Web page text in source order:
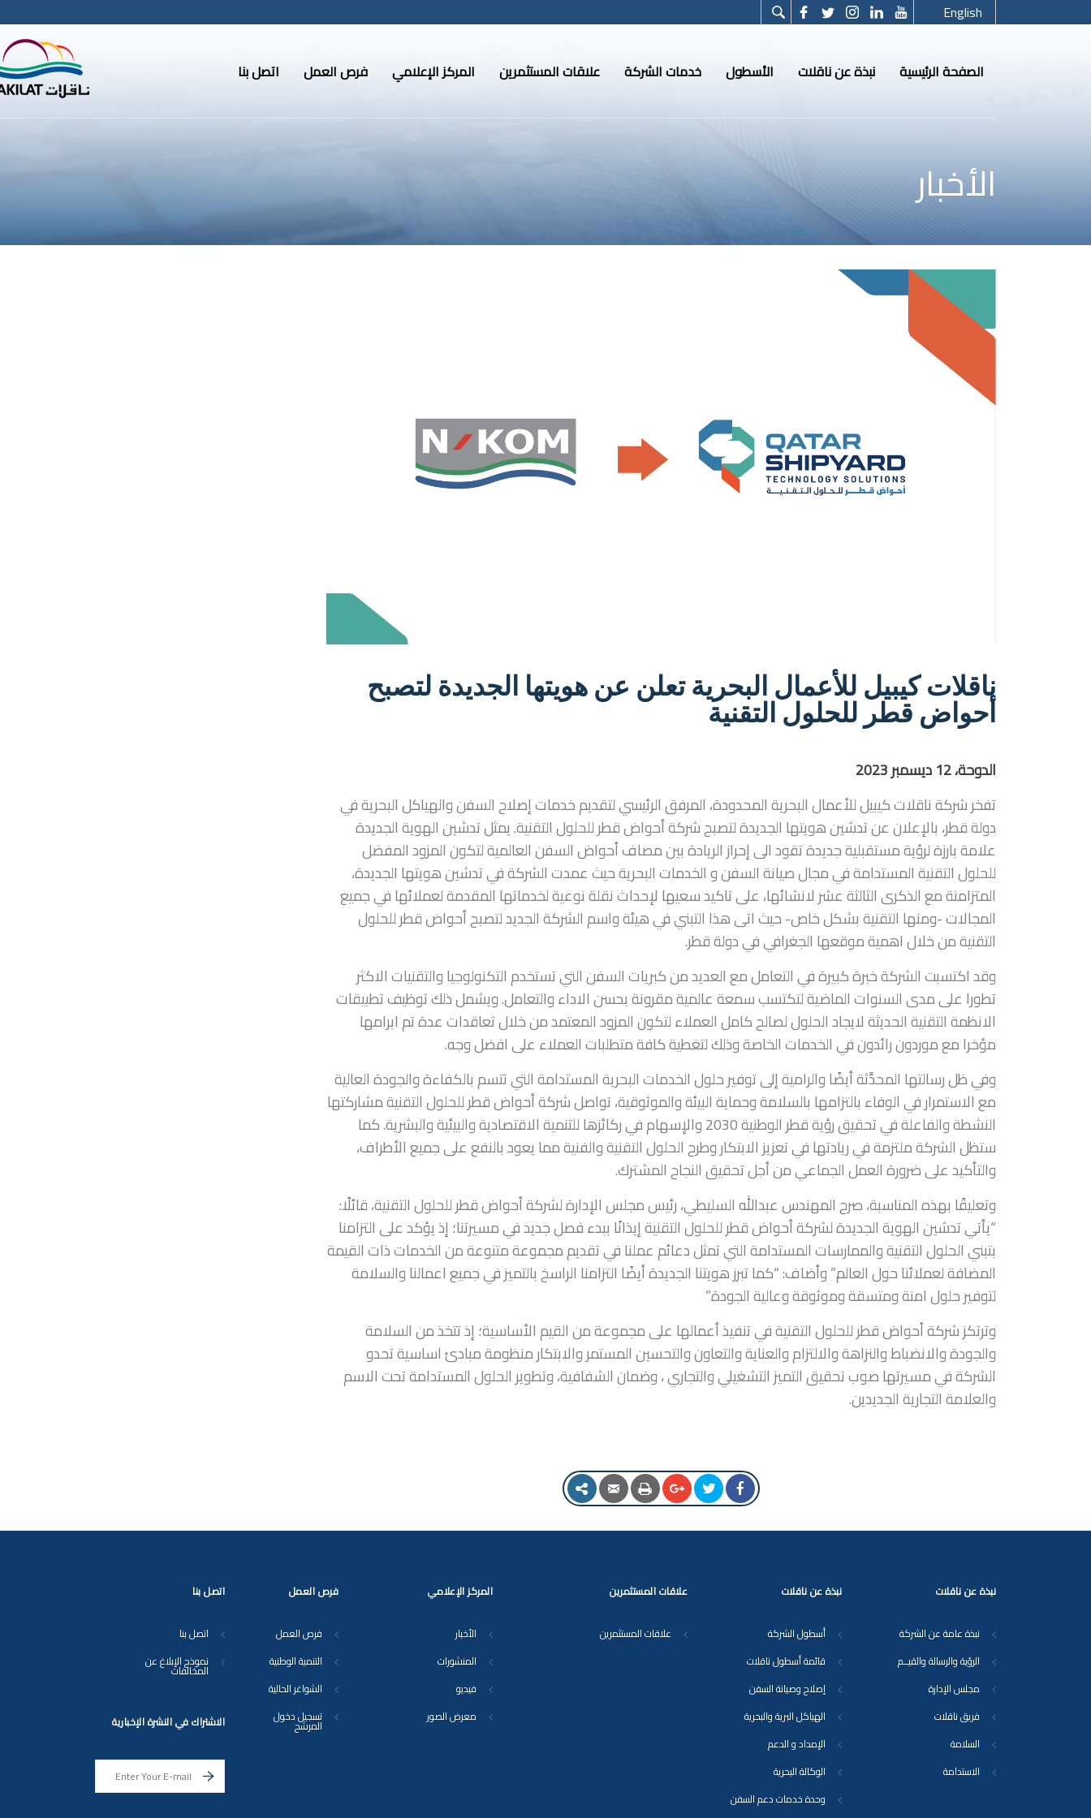
English
الصفحة الرئيسية نبذة عن ناقلات الأسطول خدمات الشركة علاقات المستثمرين المركز الإعلامي فرص العمل اتصل بنا
الأخبار
ناقلات كيبيل للأعمال البحرية تعلن عن هويتها الجديدة لتصبح
أحواض قطر للحلول التقنية
الدوحة، 12 ديسمبر2023
تفخر شركة ناقلات كيبيل للأعمال البحرية المحدودة، المرفق الرئيسي لتقديم خدمات إصلاح السفن والهياكل البحرية في
دولة قطر، بالإعلان عن تدشين هويتها الجديدة لتصبح شركة أحواض قطر للحلول التقنية. يمثل تدشين الهوية الجديدة
علامة بارزة لرؤية مستقبلية جديدة تقود الى إحراز الريادة بين مصاف أحواض السفن العالمية لتكون المزود المفضل
للحلول التقنية المستدامة في مجال صيانة السفن و الخدمات البحرية حيث عمدت الشركة في تدشين هويتها الجديدة،
المتزامنة مع الذكرى الثالثة عشر لانشائها، على تاكيد سعيها لإحداث نقلة نوعية لخدماتها المقدمة لعملائها في جميع
المجالات -ومنها التقنية بشكل خاص- حيث اتى هذا التبني في هيئة واسم الشركة الجديد لتصبح أحواض قطر للحلول
التقنية من خلال اهمية موقعها الجغرافي في دولة قطر.
وقد اكتسبت الشركة خبرة كبيرة في التعامل مع العديد من كبريات السفن التي تستخدم التكنولوجيا والتقنيات الاكثر
تطورا على مدى السنوات الماضية لتكتسب سمعة عالمية مقرونة بحسن الاداء والتعامل. ويشمل ذلك توظيف تطبيقات
الانظمة التقنية الحديثة لايجاد الحلول لصالح كامل العملاء لتكون المزود المعتمد من خلال تعاقدات عدة تم ابرامها
مؤخرا مع موردون رائدون في الخدمات الخاصة وذلك لتغطية كافة متطلبات العملاء على افضل وجه.
وفي ظل رسالتها المحدَّثة أيضًا والرامية إلى توفير حلول الخدمات البحرية المستدامة التي تتسم بالكفاءة والجودة العالية
مع الاستمرار في الوفاء بالتزامها بالسلامة وحماية البيئة والموثوقية، تواصل شركة أحواض قطر للحلول التقنية مشاركتها
النشطة والفاعلة في تحقيق رؤية قطر الوطنية 2030 والإسهام في ركائزها للتنمية الاقتصادية والبيئية والبشرية. كما
ستظل الشركة ملتزمة في ريادتها في تعزيز الابتكار وطرح الحلول التقنية والفنية مما يعود بالنفع على جميع الأطراف،
والتأكيد على ضرورة العمل الجماعي من أجل تحقيق النجاح المشترك.
وتعليقًا بهذه المناسبة، صرح المهندس عبدالله السليطي، رئيس مجلس الإدارة لشركة أحواض قطر للحلول التقنية، قائلًا:
“يأتي تدشين الهوية الجديدة لشركة أحواض قطر للحلول التقنية إيذانًا ببدء فصل جديد في مسيرتنا؛ إذ يؤكد على التزامنا
بتبني الحلول التقنية والممارسات المستدامة التي تمثل دعائم عملنا في تقديم مجموعة متنوعة من الخدمات ذات القيمة
المضافة لعملائنا حول العالم.” وأضاف: “كما تبرز هويتنا الجديدة أيضًا التزامنا الراسخ بالتميز في جميع اعمالنا والسلامة
لتوفير حلول امنة ومتسقة وموثوقة وعالية الجودة.”
وترتكز شركة أحواض قطر للحلول التقنية في تنفيذ أعمالها على مجموعة من القيم الأساسية؛ إذ تتخذ من السلامة
والجودة والانضباط والنزاهة والالتزام والعناية والتعاون والتحسين المستمر والابتكار منظومة مبادئ اساسية تحدو
الشركة في مسيرتها صوب تحقيق التميز التشغيلي والتجاري ، وضمان الشفافية، وتطوير الحلول المستدامة تحت الاسم
والعلامة التجارية الجديدين.
اتصل بنا
اتصل بنا
نموذج الإبلاغ عن
المخالفات
الاشتراك في النشرة الإخبارية
فرص العمل
فرص العمل
التنمية الوطنية
الشواغر الحالية
تسجيل دخول
المرشح
المركز الإعلامي
الأخبار
المنشورات
فيديو
معرض الصور
علاقات المستثمرين
علاقات المستثمرين
نبذة عن ناقلات
أسطول الشركة
قائمة أسطول ناقلات
إصلاح وصيانة السفن
الهياكل البرية والبحرية
الإمداد و الدعم
الوكالة البحرية
وحدة خدمات دعم السفن
نبذة عن ناقلات
نبذة عامة عن الشركة
الرؤية والرسالة والقيــم
مجلس الإدارة
فريق ناقلات
السلامة
الاستدامة